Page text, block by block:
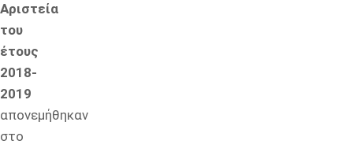
Αριστεία
του
έτους
2018-
2019
απονεμήθηκαν
στο